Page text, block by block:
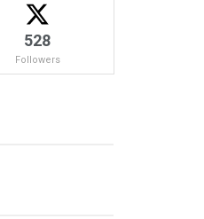
528
Followers